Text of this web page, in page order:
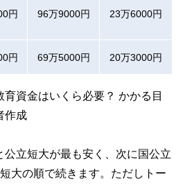
円 96万9000円 23万6000円
円 69万5000円 20万3000円
資金はいくら必要？ かかる目
作成
立短大が最も安く、次に国公立
大の順で続きます。ただしトー